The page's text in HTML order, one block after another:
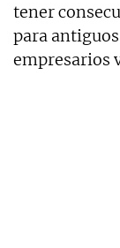
tener
para
empresarios